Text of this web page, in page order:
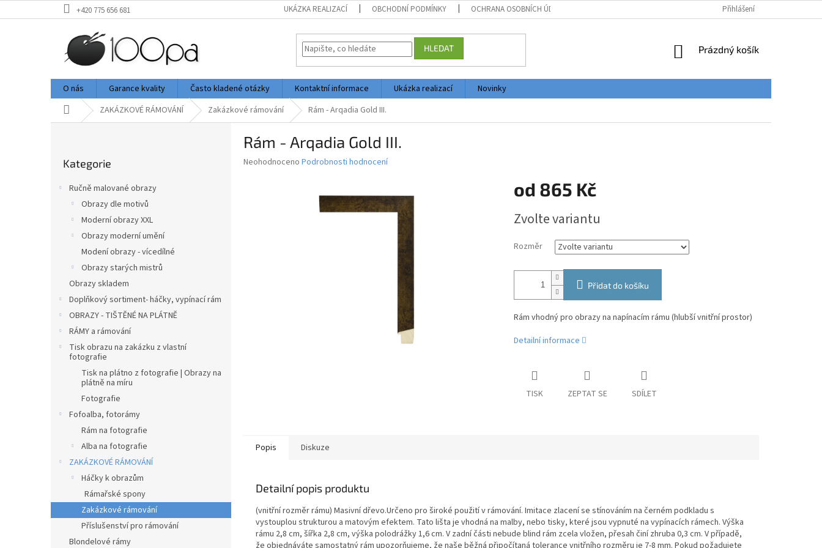
na
+420 775 656 681 UKÁZKA REALIZACÍ OBCHODNÍ PODMÍNKY OCHRANA OSOBNÍCH ÚDAJŮ Přihlášení
HLEDAT
NÁKUPNÍ
Prázdný košík
O nás Garance kvality Často kladené otázky Kontaktní informace Ukázka realizací
Novinky
Domů ZAKÁZKOVÉ RÁMOVÁNÍ Zakázkové rámování Rám - Arqadia Gold III.
kategorie
Kategorie
Ručně malované obrazy
Obrazy dle motivů
Moderní obrazy XXL
Obrazy moderní umění
Modení obrazy - vícedílné
Obrazy starých mistrů
Obrazy skladem
Doplňkový sortiment- háčky, vypínací rám
OBRAZY - TIŠTĚNÉ NA PLÁTNĚ
RÁMY a rámování
Tisk obrazu na zakázku z vlastní
fotografie
Tisk na plátno z fotografie | Obrazy na
plátně na míru
Fotografie
Fofoalba, fotorámy
Rám na fotografie
Alba na fotografie
ZAKÁZKOVÉ RÁMOVÁNÍ
Háčky k obrazům
Rámařské spony
Zakázkové rámování
Příslušenství pro rámování
Blondelové rámy
Rám - Arqadia Gold III.
Průměrné
Neohodnoceno Podrobnosti hodnocení
od 865 Kč
cena:
Zvolte variantu
Rozměr
Přidat do košíku
Rám vhodný pro obrazy na napínacím rámu (hlubší vnitřní prostor)
Detailní informace
TISK ZEPTAT SE SDÍLET
Popis Diskuze
Detailní popis produktu
(vnitřní rozměr rámu) Masivní dřevo.Určeno pro široké použití v rámování. Imitace zlacení se stínováním na černém podkladu s
vystouplou strukturou a matovým efektem. Tato lišta je vhodná na malby, nebo tisky, které jsou vypnuté na vypínacích rámech. Výška
rámu 2,8 cm, šířka 2,8 cm, výška polodrážky 1,6 cm. V zadní části nebude blind rám zcela vložen, přesah činí zhruba 0,3 cm. V případě,